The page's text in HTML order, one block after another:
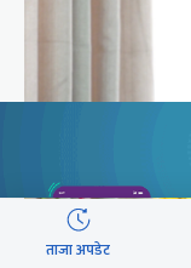
ताजा अपडेट